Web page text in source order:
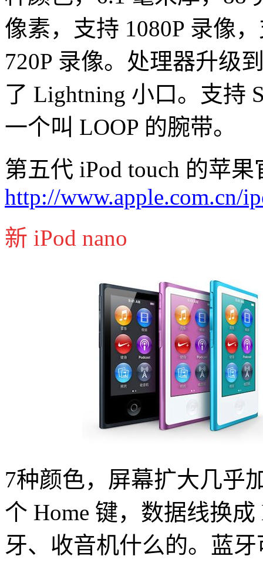
像素，支持 1080P 录像
720P 录像。处理器升级
了 Lightning 小口。支持
一个叫 LOOP 的腕带。
第五代 iPod touch 的苹
http://www.apple.com.cn/
新 iPod nano
7种颜色，屏幕扩大几乎
个 Home 键，数据线换
牙、收音机什么的。蓝